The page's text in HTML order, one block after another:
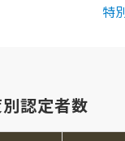
特
認定者数